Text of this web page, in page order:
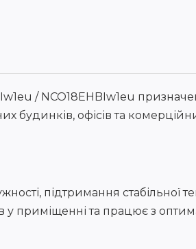
/ NCO18EHBIw1eu
офісів та
підтримання
у приміщенні та працює з